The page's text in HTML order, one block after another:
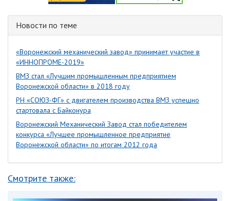
Новости по теме
«Воронежский механический завод» принимает участие в
«ИННОПРОМЕ-2019»
ВМЗ стал «Лучшим промышленным предприятием
Воронежской области» в 2018 году
РН «СОЮЗ-ФГ» с двигателем производства ВМЗ успешно
стартовала с Байконура
Воронежский Механический Завод стал победителем
конкурса «Лучшее промышленное предприятие
Воронежской области» по итогам 2012 года
Смотрите также: